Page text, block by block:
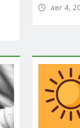
авг 4,